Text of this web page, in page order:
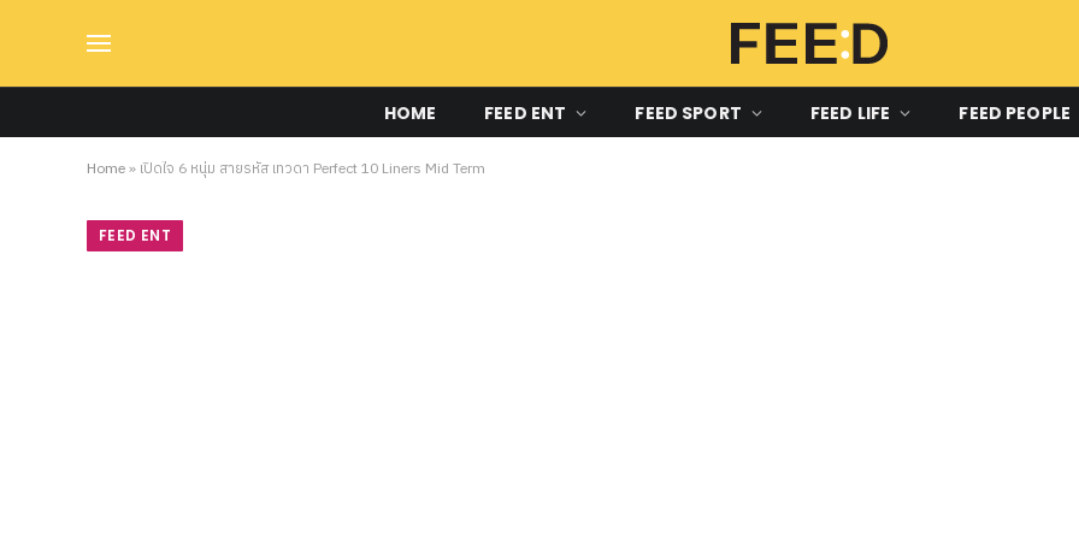
HOME FEED ENT FEED SPORT FEED LIFE FEED PEOPLE
Home» เปิดใจ 6 หนุ่ม สายรหัส เทวดา Perfect 10 Liners Mid Term
FEED ENT